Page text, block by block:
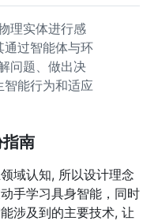
理实体进行感
通过智能体与环
问题、做出决
能行为和适应
南
域认知, 所以设计理念
手学习具身智能，同时
涉及到的主要技术, 让